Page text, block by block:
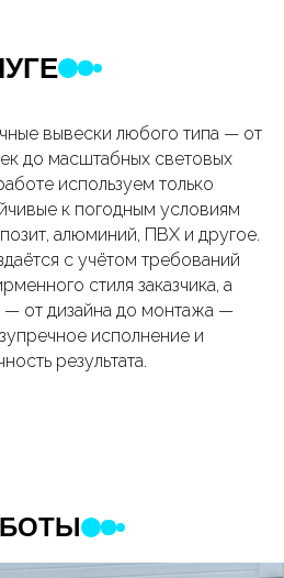
вывески любого типа — от
до масштабных световых
используем только
к погодным условиям
алюминий, ПВХ и другое.
с учётом требований
стиля заказчика, а
— от дизайна до монтажа —
исполнение и
результата.